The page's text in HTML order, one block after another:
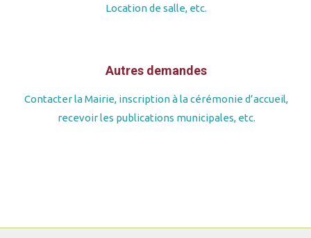
Location de salle, etc.
Autres demandes
Contacter la Mairie, inscription à la cérémonie d’accueil,
recevoir les publications municipales, etc.